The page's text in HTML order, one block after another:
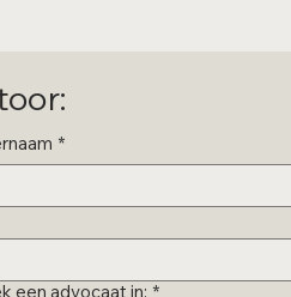
*
een advocaat in: *